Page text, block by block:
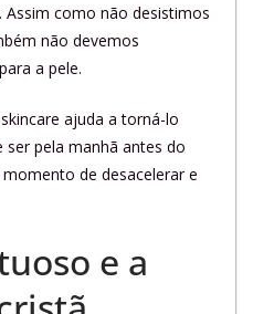
Assim como não desistimos
não devemos
a pele.
ajuda a torná-lo
pela manhã antes do
de desacelerar e
e a